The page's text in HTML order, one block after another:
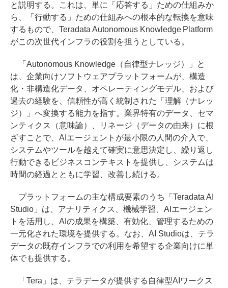
と説明する。これは、単に「応答する」ための仕組みか
ら、「行動する」ための仕組みへの根本的な転換を意味
するもので、Teradata Autonomous Knowledge Platform
がこの次世代インフラの役割を担うとしている。
「Autonomous Knowledge（自律型ナレッジ）」と
は、企業向けソフトウェアプラットフォームが、構造
化・非構造化データ、オペレーティングモデル、および
過去の経験を、信頼性が高く統制された「理解（ナレッ
ジ）」へ変換する能力を指す。業界特有のデータ、セマ
ンティクス（意味論）、リネージ（データの由来）に根
ざすことで、AIエージェントが最小限の人間の介入で、
システムやツールを越えて確実に意思決定し、繰り返し
行動できるビジネスコンテキストを提供し、システムは
時間の経過とともに学習、改善し続ける。
プラットフォームの主な構成要素のうち「Teradata AI
Studio」は、アナリティクス、機械学習、AIエージェン
トを活用し、AIの成果を構築、有効化、管理するための
一元化された環境を提供する。なお、AI Studioは、テラ
データの既存インフラでの利用を希望する企業向けに単
体でも提供する。
「Tera」は、テラデータが提供する自律型AIワークス